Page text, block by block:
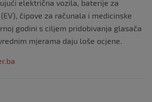
električna vozila, baterije za
čipove za računala i medicinske
godini s ciljem pridobivanja glasača
mjerama daju loše ocjene.